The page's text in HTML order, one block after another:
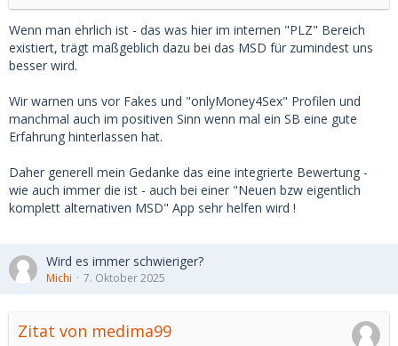
Wenn man ehrlich ist - das was hier im internen "PLZ" Bereich
existiert, trägt maßgeblich dazu bei das MSD für zumindest uns
besser wird.
Wir warnen uns vor Fakes und "onlyMoney4Sex" Profilen und
manchmal auch im positiven Sinn wenn mal ein SB eine gute
Erfahrung hinterlassen hat.
Daher generell mein Gedanke das eine integrierte Bewertung -
wie auch immer die ist - auch bei einer "Neuen bzw eigentlich
komplett alternativen MSD" App sehr helfen wird !
Wird es immer schwieriger?
Michi 7. Oktober 2025
Zitat von medima99